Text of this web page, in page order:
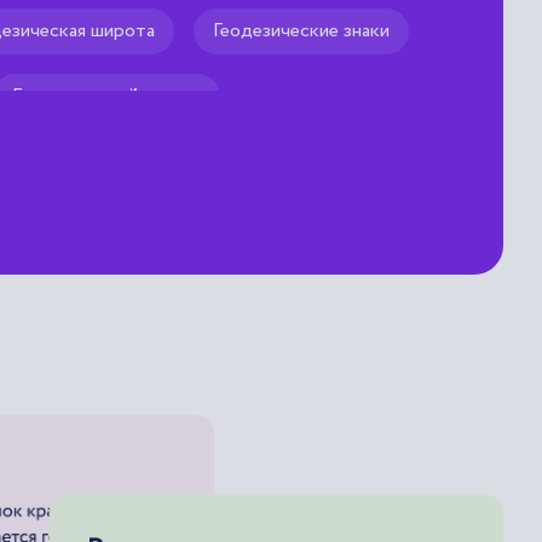
широта Геодезические знаки
Геодезический азимут
зенит